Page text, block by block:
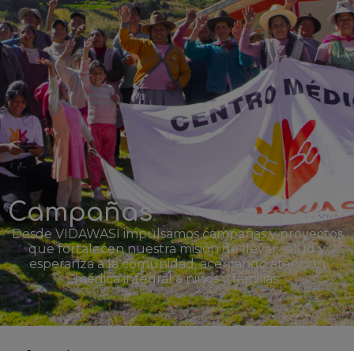
Campañas
Desde VIDAWASI impulsamos campañas y proyectos
que fortalecen nuestra misión de llevar salud y
esperanza a la comunidad, acercando atención
médica integral a niños y familias.